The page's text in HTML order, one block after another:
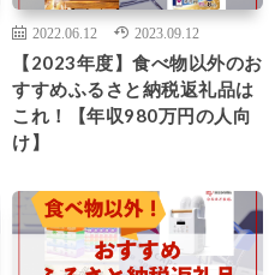
2022.06.12 2023.09.12
【2023年度】食べ物以外のお
すすめふるさと納税返礼品は
これ！【年収980万円の人向
け】